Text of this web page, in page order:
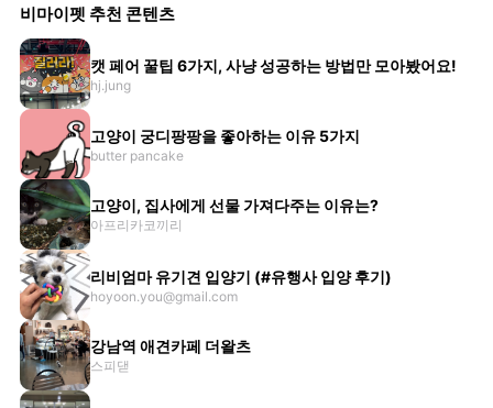
비마이펫 추천 콘텐츠
캣 페어 꿀팁 6가지, 사냥 성공하는 방법만 모아봤어요!
hj.jung
고양이 궁디팡팡을 좋아하는 이유 5가지
butter pancake
고양이, 집사에게 선물 가져다주는 이유는?
아프리카코끼리
리비엄마 유기견 입양기 (#유행사 입양 후기)
hoyoon.you@gmail.com
강남역 애견카페 더왈츠
스피댇